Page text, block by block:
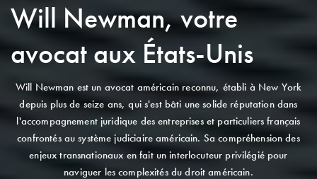
Will Newman, votre
avocat aux États-Unis
Will Newman est un avocat américain reconnu, établi à New York
depuis plus de seize ans, qui s'est bâti une solide réputation dans
l'accompagnement juridique des entreprises et particuliers français
confrontés au système judiciaire américain. Sa compréhension des
enjeux transnationaux en fait un interlocuteur privilégié pour
naviguer les complexités du droit américain.